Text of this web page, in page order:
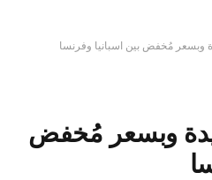
وبسعر مُخفض بين اسبانيا وفرنسا
وبسعر مُخفض